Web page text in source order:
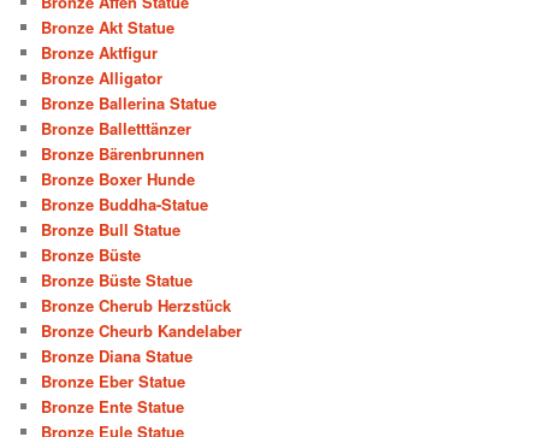
Bronze Akt Statue
Bronze Aktfigur
Bronze Alligator
Bronze Ballerina Statue
Bronze Balletttänzer
Bronze Bärenbrunnen
Bronze Boxer Hunde
Bronze Buddha-Statue
Bronze Bull Statue
Bronze Büste
Bronze Büste Statue
Bronze Cherub Herzstück
Bronze Cheurb Kandelaber
Bronze Diana Statue
Bronze Eber Statue
Bronze Ente Statue
Bronze Eule Statue